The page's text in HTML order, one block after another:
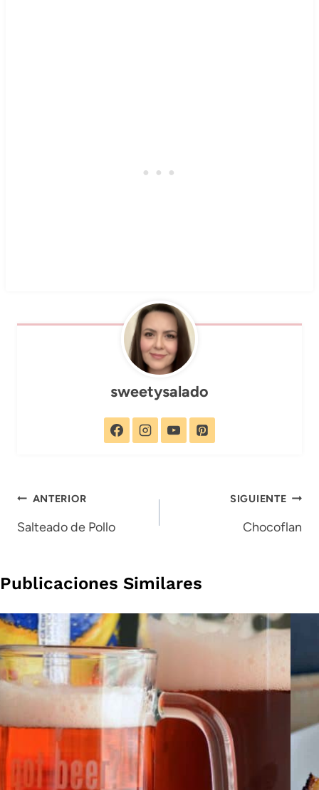
sweetysalado
Navegación
de
ANTERIOR
Salteado de Pollo
SIGUIENTE
Chocoflan
Publicaciones Similares